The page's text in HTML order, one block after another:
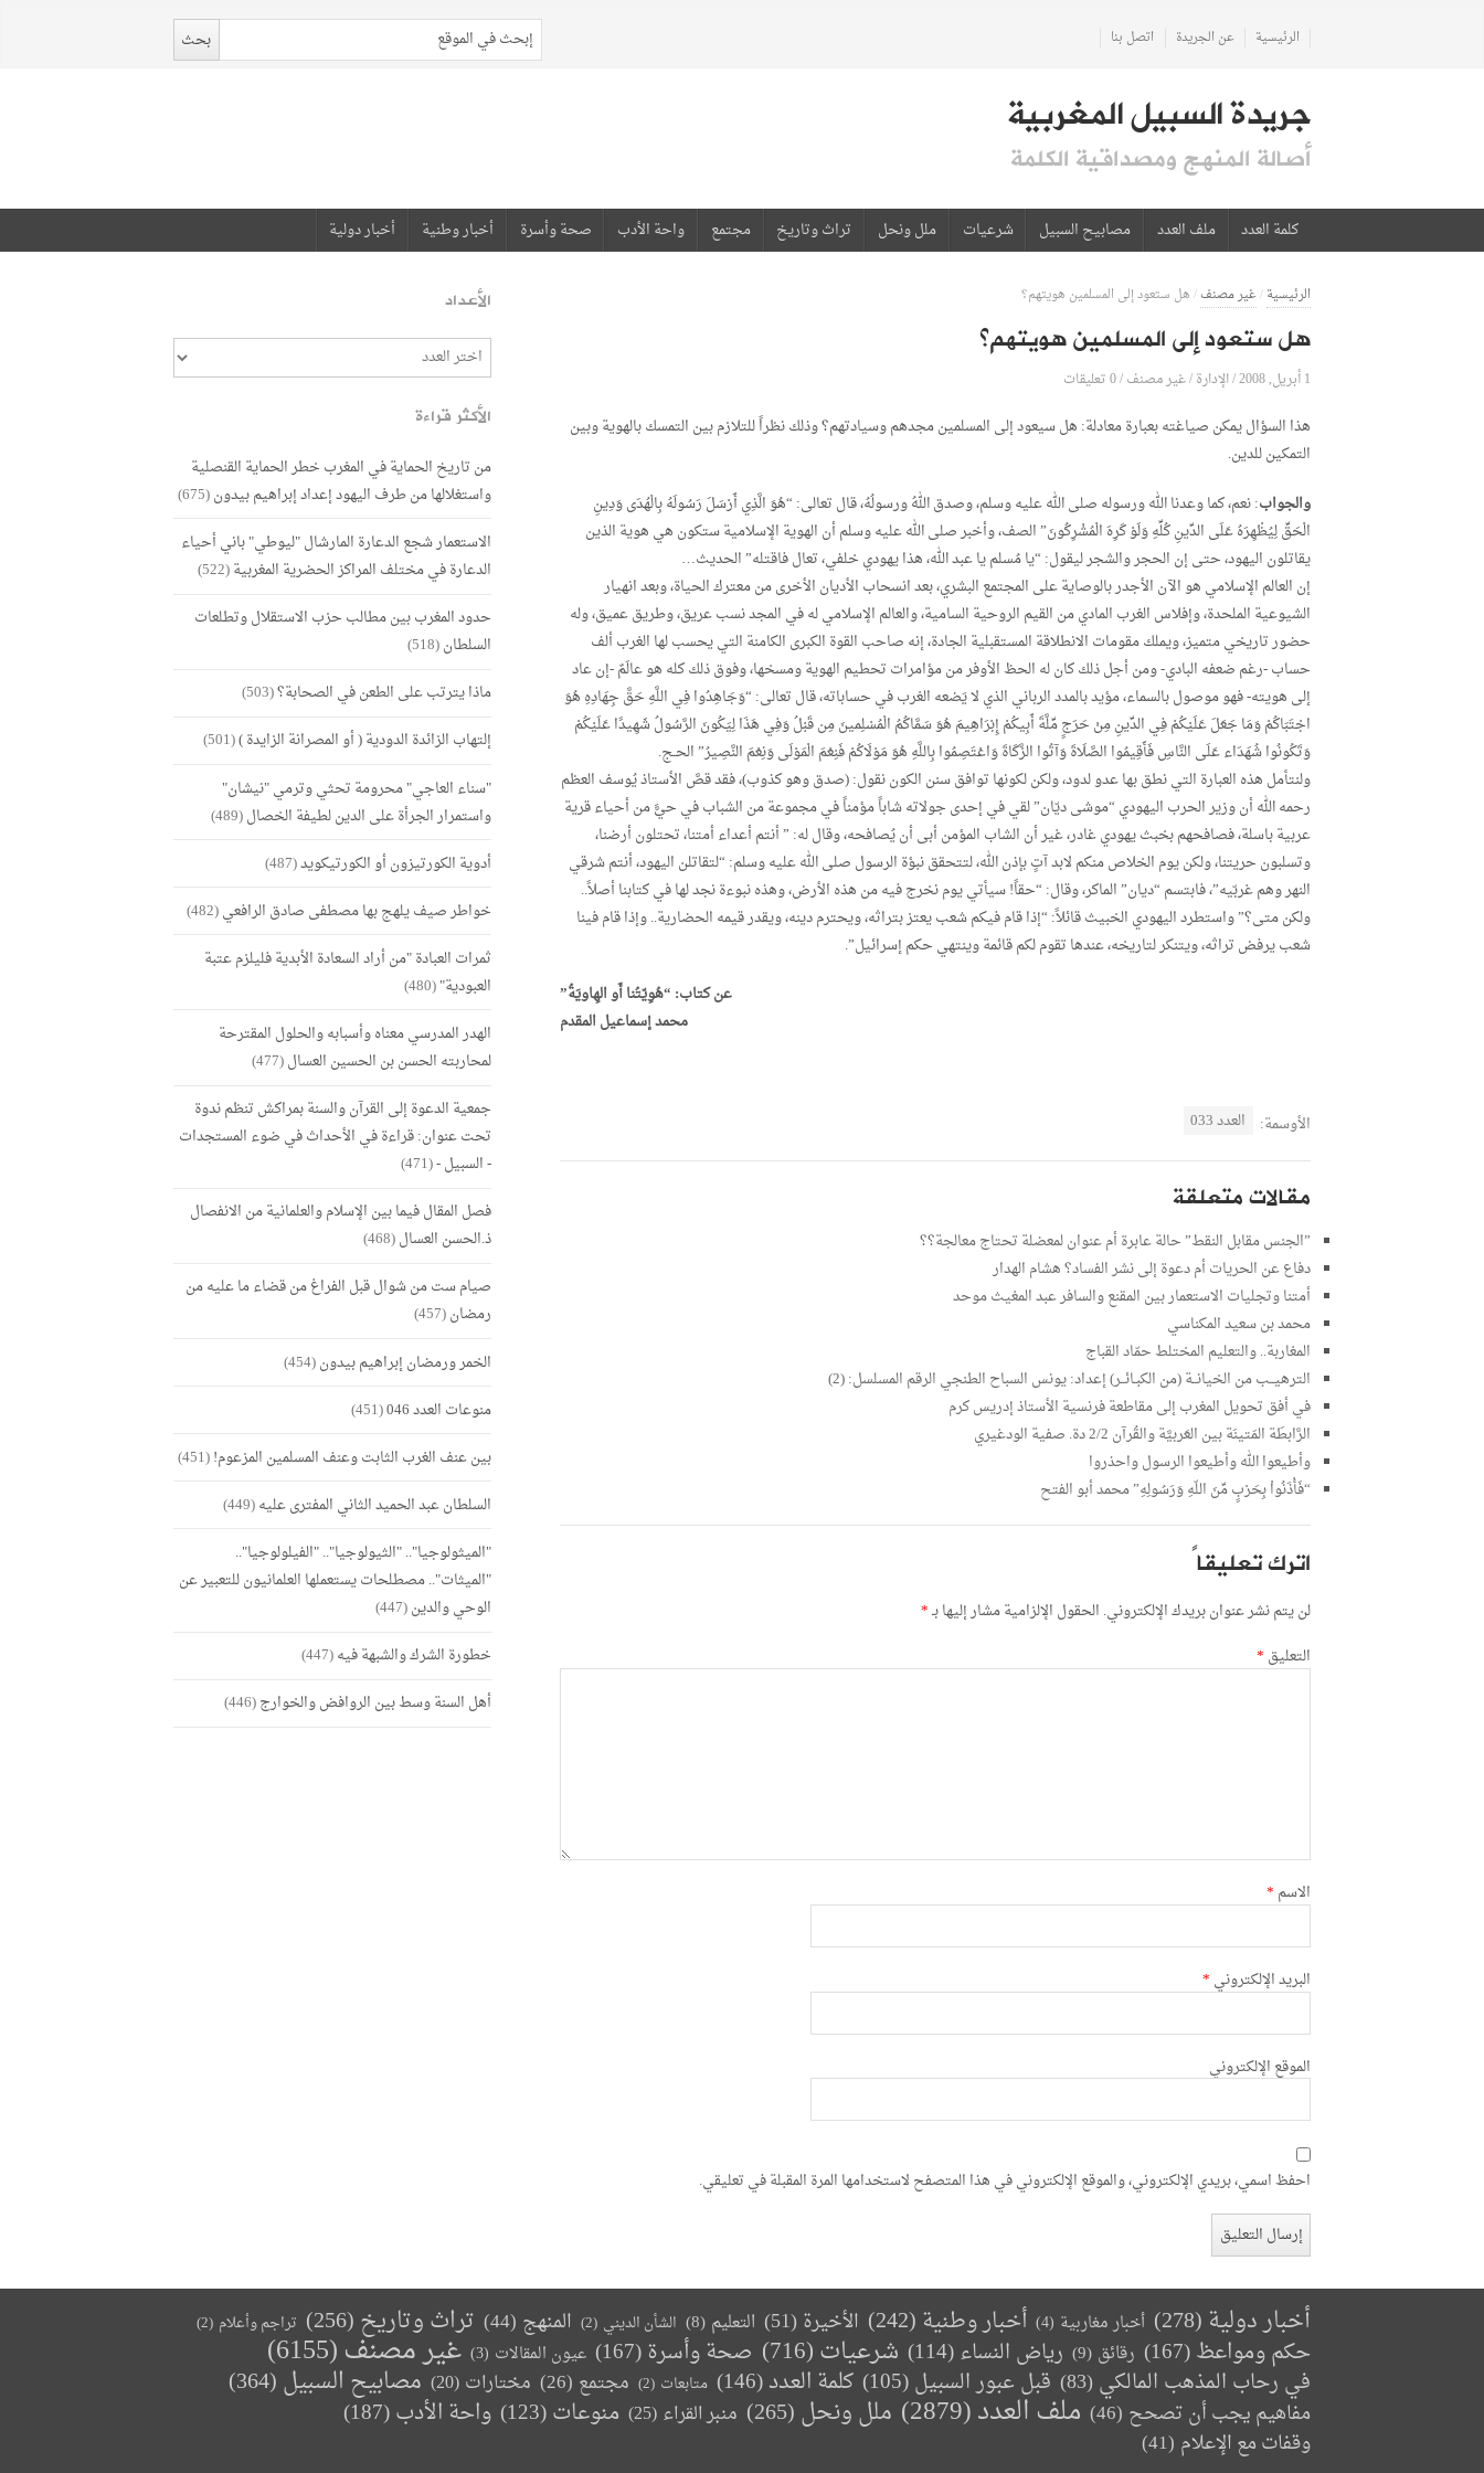
الرئيسية عن الجريدة اتصل بنا
جريدة السبيل المغربية
أصالة المنهج ومصداقية الكلمة
كلمة العدد ملف العدد مصابيح السبيل شرعيات ملل ونحل تراث وتاريخ مجتمع واحة الأدب صحة وأسرة أخبار وطنية أخبار دولية
الرئيسية/غير مصنف/هل ستعود إلى المسلمين هويتهم؟
هل ستعود إلى المسلمين هويتهم؟
1 أبريل, 2008 /الإدارة/غير مصنف/0 تعليقات
هذا السؤال يمكن صياغته بعبارة معادلة: هل سيعود إلى المسلمين مجدهم وسيادتهم؟ وذلك نظراً للتلازم بين التمسك بالهوية وبين
التمكين للدين.
والجواب: نعم، كما وعدنا الله ورسوله صلى الله عليه وسلم، وصدق اللهُ ورسولُهُ، قال تعالى: “هُوَ الَّذِي أَرْسَلَ رَسُولَهُ بِالْهُدَى وَدِينِ
الْحَقِّ لِيُظْهِرَهُ عَلَى الدِّينِ كُلِّهِ وَلَوْ كَرِهَ الْمُشْرِكُونَ” الصف، وأخبر صلى الله عليه وسلم أن الهوية الإسلامية ستكون هي هوية الذين
يقاتلون اليهود، حتى إن الحجر والشجر ليقول: “يا مُسلم يا عبد الله، هذا يهودي خلفي، تعال فاقتله” الحديث…
إن العالم الإسلامي هو الآن الأجدر بالوصاية على المجتمع البشري، بعد انسحاب الأديان الأخرى من معترك الحياة، وبعد انهيار
الشيوعية الملحدة، وإفلاس الغرب المادي من القيم الروحية السامية، والعالم الإسلامي له في المجد نسب عريق، وطريق عميق، وله
حضور تاريخي متميز، ويملك مقومات الانطلاقة المستقبلية الجادة، إنه صاحب القوة الكبرى الكامنة التي يحسب لها الغرب ألف
حساب -رغم ضعفه البادي- ومن أجل ذلك كان له الحظ الأوفر من مؤامرات تحطيم الهوية ومسخها، وفوق ذلك كله هو عالَمٌ -إن عاد
إلى هويته- فهو موصول بالسماء، مؤيد بالمدد الرباني الذي لا يَضعه الغرب في حساباته، قال تعالى: “وَجَاهِدُوا فِي اللَّهِ حَقَّ جِهَادِهِ هُوَ
اجْتَبَاكُمْ وَمَا جَعَلَ عَلَيْكُمْ فِي الدِّينِ مِنْ حَرَجٍ مِّلَّةَ أَبِيكُمْ إِبْرَاهِيمَ هُوَ سَمَّاكُمُ الْمُسْلِمينَ مِن قَبْلُ وَفِي هَذَا لِيَكُونَ الرَّسُولُ شَهِيدًا عَلَيْكُمْ
وَتَكُونُوا شُهَدَاء عَلَى النَّاسِ فَأَقِيمُوا الصَّلَاةَ وَآتُوا الزَّكَاةَ وَاعْتَصِمُوا بِاللَّهِ هُوَ مَوْلَاكُمْ فَنِعْمَ الْمَوْلَى وَنِعْمَ النَّصِيرُ” الحـج.
ولنتأمل هذه العبارة التي نطق بها عدو لدود، ولكن لكونها توافق سنن الكون نقول: (صدق وهو كذوب)، فقد قصَّ الأستاذ يُوسف العظم
رحمه الله أن وزير الحرب اليهودي “موشى ديّان” لقي في إحدى جولاته شاباً مؤمناً في مجموعة من الشباب في حيًّ من أحياء قرية
عربية باسلة، فصافحهم بخبث يهودي غادر، غير أن الشاب المؤمن أبى أن يُصافحه، وقال له: ” أنتم أعداء أمتنا، تحتلون أرضنا،
وتسلبون حريتنا، ولكن يوم الخلاص منكم لابد آتٍ بإذن الله، لتتحقق نبؤة الرسول صلى الله عليه وسلم: “لتقاتلن اليهود، أنتم شرقي
النهر وهم غربّيه”، فابتسم “ديان” الماكر، وقال: “حقاً! سيأتي يوم نخرج فيه من هذه الأرض، وهذه نبوءة نجد لها في كتابنا أصلاً..
ولكن متى؟” واستطرد اليهودي الخبيث قائلاً: “إذا قام فيكم شعب يعتز بتراثه، ويحترم دينه، ويقدر قيمه الحضارية.. وإذا قام فينا
شعب يرفض تراثه، ويتنكر لتاريخه، عندها تقوم لكم قائمة وينتهي حكم إسرائيل”.
عن كتاب: “هُوِيّتُنا أَو الهِاويَةُ”
محمد إسماعيل المقدم
الأوسمة: العدد 033
مقالات متعلقة
‬”الجنس مقابل النقط” حالة عابرة أم عنوان لمعضلة تحتاج معالجة؟؟
دفاع عن الحريات أم دعوة إلى نشر الفساد؟ هشام الهدار
أمتنا وتجليات الاستعمار بين المقنع والسافر عبد المغيث موحد
محمد بن سعيد المكناسي
المغاربة.. والتعليم المختلط حمّاد القباج
الترهيــب من الخيانــة (من الكبـائــر) إعداد: يونس السباح الطنجي الرقم المسلسل: (2)
في أفق تحويل المغرب إلى مقاطعة فرنسية الأستاذ إدريس كرم
الرَّابطَة المَتينَة بين العَربيَّة والقُرآن 2/2 دة. صفية الودغيري
وأطيعوا الله وأطيعوا الرسول واحذروا
“فَأْذَنُواْ بِحَرْبٍ مِّنَ اللّهِ وَرَسُولِهِ” محمد أبو الفتح
اترك تعليقاً
لن يتم نشر عنوان بريدك الإلكتروني. الحقول الإلزامية مشار إليها بـ*
التعليق *
الاسم *
البريد الإلكتروني *
الموقع الإلكتروني
احفظ اسمي، بريدي الإلكتروني، والموقع الإلكتروني في هذا المتصفح لاستخدامها المرة المقبلة في تعليقي.
الأعداد
الأكثر قراءة
من تاريخ الحماية في المغرب خطر الحماية القنصلية
واستغلالها من طرف اليهود إعداد إبراهيم بيدون(675)
الاستعمار شجع الدعارة المارشال "ليوطي" باني أحياء
الدعارة في مختلف المراكز الحضرية المغربية(522)
حدود المغرب بين مطالب حزب الاستقلال وتطلعات
السلطان(518)
ماذا يترتب على الطعن في الصحابة؟(503)
إلتهاب الزائدة الدودية ( أو المصرانة الزايدة )(501)
"سناء العاجي" محرومة تحثي وترمي "نيشان"
واستمرار الجرأة على الدين لطيفة الخصال(489)
أدوية الكورتيزون أو الكورتيكويد(487)
خواطر صيف يلهج بها مصطفى صادق الرافعي(482)
ثمرات العبادة "من أراد السعادة الأبدية فليلزم عتبة
العبودية"(480)
الهدر المدرسي معناه وأسبابه والحلول المقترحة
لمحاربته الحسن بن الحسين العسال(477)
جمعية الدعوة إلى القرآن والسنة بمراكش تنظم ندوة
تحت عنوان: قراءة في الأحداث في ضوء المستجدات
- السبيل -(471)
فصل المقال فيما بين الإسلام والعلمانية من الانفصال
ذ.الحسن العسال(468)
صيام ست من شوال قبل الفراغ من قضاء ما عليه من
رمضان(457)
الخمر ورمضان إبراهيم بيدون(454)
منوعات العدد 046
(451)
بين عنف الغرب الثابت وعنف المسلمين المزعوم!(451)
السلطان عبد الحميد الثاني المفترى عليه(449)
"الميثولوجيا".. "الثيولوجيا".. "الفيلولوجيا"..
"الميثات".. مصطلحات يستعملها العلمانيون للتعبير عن
الوحي والدين(447)
خطورة الشرك والشبهة فيه(447)
أهل السنة وسط بين الروافض والخوارج(446)
أخبار دولية (278) أخبار مغاربية (4) أخبار وطنية(242) الأخيرة (51) التعليم (8) الشأن الديني (2) المنهج (44) تراث وتاريخ(256) تراجم وأعلام (2)
حكم ومواعظ(167) رقائق (9) رياض النساء(114) شرعيات(716) صحة وأسرة(167) عيون المقالات (3) غير مصنف(6155)
في رحاب المذهب المالكي (83) قبل عبور السبيل(105) كلمة العدد(146) متابعات (2) مجتمع (26) مختارات (20) مصابيح السبيل(364)
مفاهيم يجب أن تصحح (46) ملف العدد(2879) ملل ونحل(265) منبر القراء(25) منوعات(123) واحة الأدب(187)
وقفات مع الإعلام (41)